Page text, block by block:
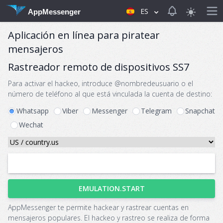
AppMessenger ES View
Aplicación en línea para piratear
mensajeros
Rastreador remoto de dispositivos SS7
Para activar el hackeo, introduce @nombredeusuario o el
número de teléfono al que está vinculada la cuenta de destino:
Whatsapp
Viber Messenger Telegram
Snapchat
Wechat
EMULATION.START
AppMessenger te permite hackear y rastrear cuentas en
mensajeros populares. El hackeo y rastreo se realiza de forma